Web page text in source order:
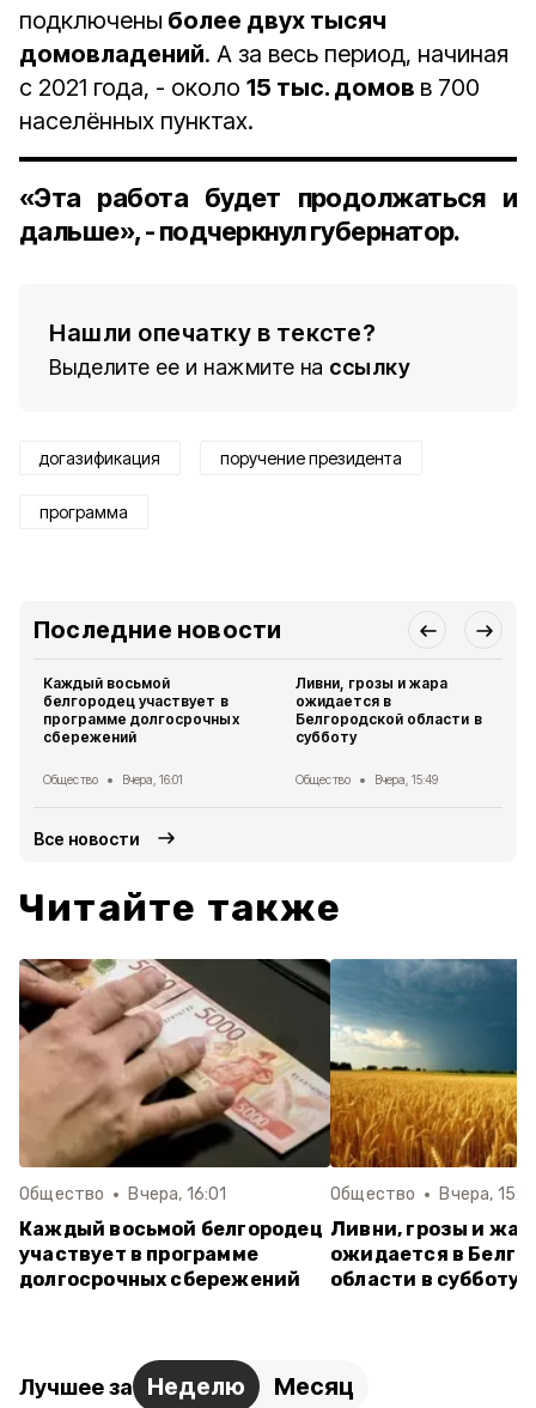
подключены более двух тысяч
домовладений. А за весь период, начиная
с 2021 года, - около 15 тыс. домов в 700
населённых пунктах.
«Эта работа будет продолжаться и
дальше», - подчеркнул губернатор.
Нашли опечатку в тексте?
Выделите ее и нажмите на ссылку
догазификация поручение президента
программа
Последние новости
Каждый восьмой
белгородец участвует в
программе долгосрочных
сбережений
Общество Вчера, 16:01
Ливни, грозы и жара
ожидается в
Белгородской области в
субботу
Общество Вчера, 15:49
Все новости
Читайте также
Общество Вчера, 16:01
Каждый восьмой белгородец
участвует в программе
долгосрочных сбережений
Общество Вчера,
Ливни, грозы и
ожидается в
области в субботу
Лучшее за Неделю Месяц